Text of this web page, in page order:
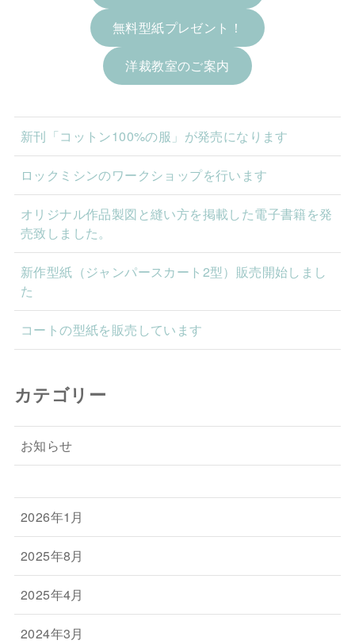
無料型紙プレゼント！
洋裁教室のご案内
新刊「コットン100%の服」が発売になります
ロックミシンのワークショップを行います
オリジナル作品製図と縫い方を掲載した電子書籍を発
売致しました。
新作型紙（ジャンパースカート2型）販売開始しまし
た
コートの型紙を販売しています
カテゴリー
お知らせ
2026年1月
2025年8月
2025年4月
2024年3月